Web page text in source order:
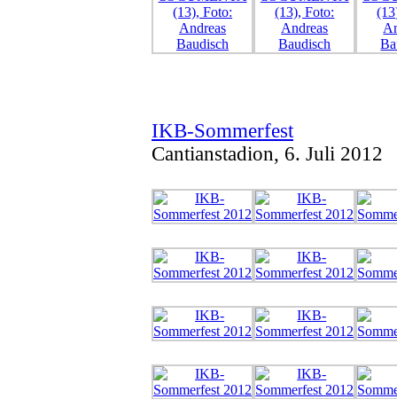
IKB-Sommerfest
Cantianstadion, 6. Juli 2012